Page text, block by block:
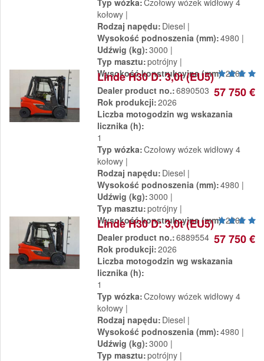
Typ wózka Czołowy wózek widłowy 4
kołowy
Rodzaj napędu Diesel
Wysokość podnoszenia (mm) 4980
Udźwig (kg) 3000
Typ masztu potrójny
Wysokość konstrukcyjna (mm) 2265
57 750 €
Linde H30 D: 3,0t (EU5)
Dealer product no. 6890503
Rok produkcji 2026
Liczba motogodzin wg wskazania
licznika (h)
1
Typ wózka Czołowy wózek widłowy 4
kołowy
Rodzaj napędu Diesel
Wysokość podnoszenia (mm) 4980
Udźwig (kg) 3000
Typ masztu potrójny
Wysokość konstrukcyjna (mm) 2265
57 750 €
Linde H30 D: 3,0t (EU5)
Dealer product no. 6889554
Rok produkcji 2026
Liczba motogodzin wg wskazania
licznika (h)
1
Typ wózka Czołowy wózek widłowy 4
kołowy
Rodzaj napędu Diesel
Wysokość podnoszenia (mm) 4980
Udźwig (kg) 3000
Typ masztu potrójny